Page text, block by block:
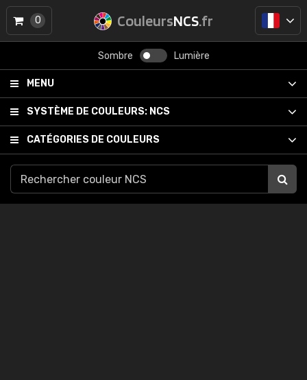
CouleursNCS.fr
Sombre Lumière
MENU
SYSTÈME DE COULEURS: NCS
CATÉGORIES DE COULEURS
0